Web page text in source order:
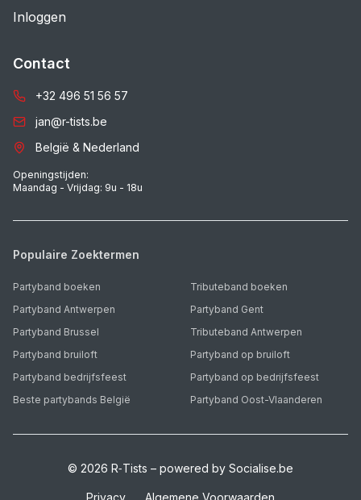
Inloggen
Contact
+32 496 51 56 57
jan@r-tists.be
België & Nederland
Openingstijden:
Maandag - Vrijdag: 9u - 18u
Populaire Zoektermen
Partyband boeken
Tributeband boeken
Partyband Antwerpen
Partyband Gent
Partyband Brussel
Tributeband Antwerpen
Partyband bruiloft
Partyband op bruiloft
Partyband bedrijfsfeest
Partyband op bedrijfsfeest
Beste partybands België
Partyband Oost-Vlaanderen
© 2026 R‑Tists – powered by Socialise.be
Privacy Algemene Voorwaarden